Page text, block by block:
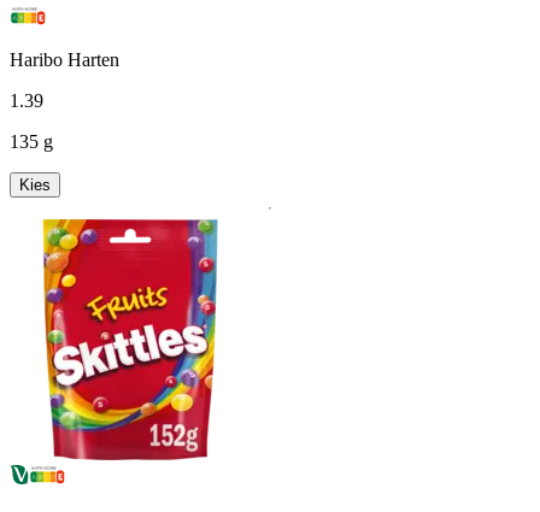
Haribo Harten
1 .39
135 g
Kies